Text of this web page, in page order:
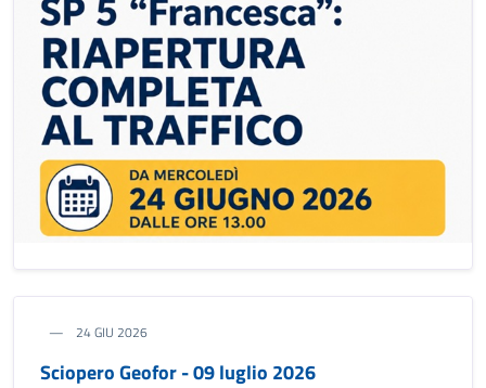
24 GIU 2026
Sciopero Geofor - 09 luglio 2026